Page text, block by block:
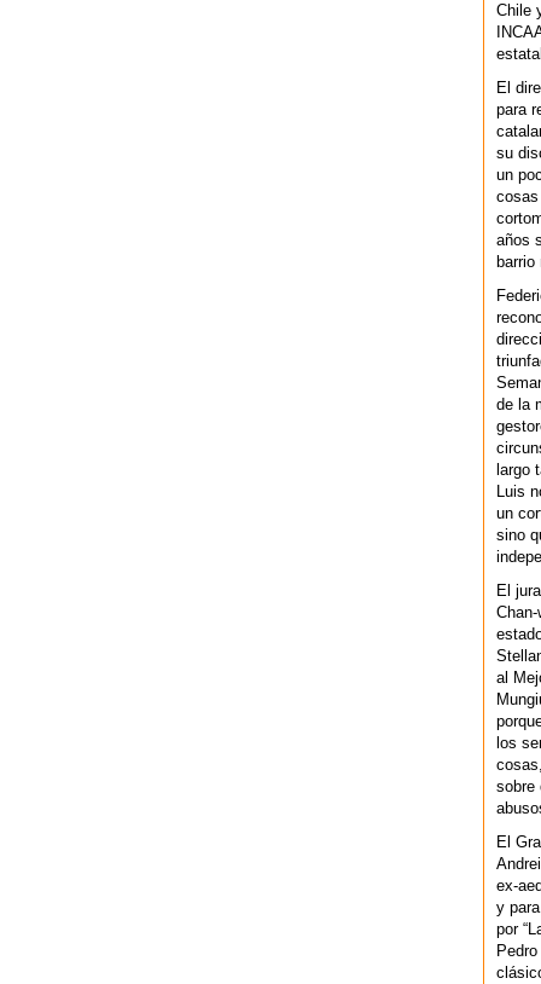
Chile
El
para
su
un
cosas
años
de la
largo
Luis
un
sino
El
al
los
sobre
El
ex-
y
por